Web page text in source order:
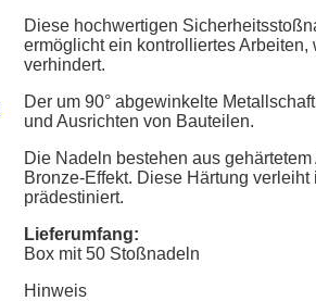
Diese hochwertigen
ermöglicht ein kontrolliertes
verhindert.
Der um 90° abgewinkelte
und Ausrichten von Bauteilen.
Die Nadeln bestehen aus
Bronze-Effekt. Diese Härtung
prädestiniert.
Lieferumfang:
Box mit 50 Stoßnadeln
Hinweis